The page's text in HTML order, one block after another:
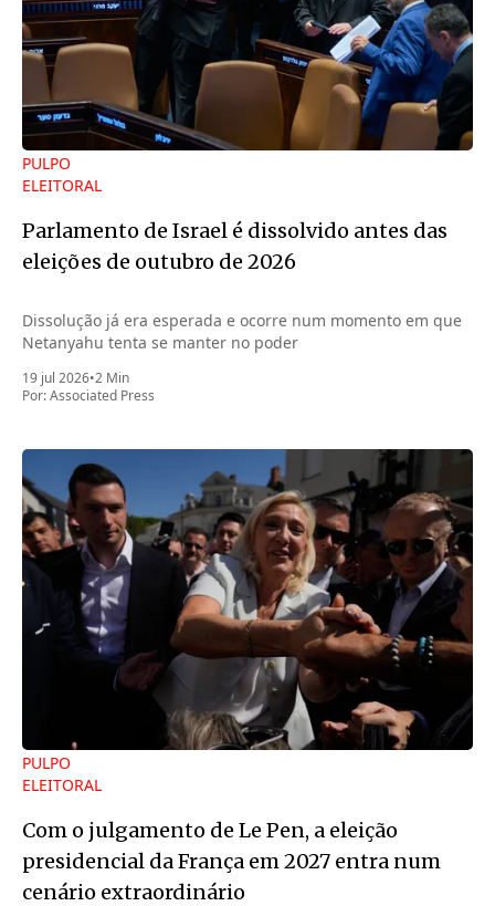
PULPO
ELEITORAL
Parlamento de Israel é dissolvido antes das
eleições de outubro de 2026
Dissolução já era esperada e ocorre num momento em que
Netanyahu tenta se manter no poder
19 jul 2026•2 Min
Por:Associated Press
PULPO
ELEITORAL
Com o julgamento de Le Pen, a eleição
presidencial da França em 2027 entra num
cenário extraordinário